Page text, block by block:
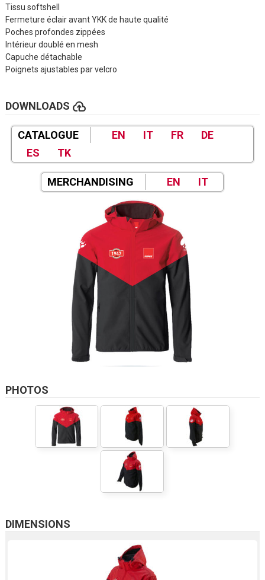
Tissu softshell
Fermeture éclair avant YKK de haute qualité
Poches profondes zippées
Intérieur doublé en mesh
Capuche détachable
Poignets ajustables par velcro
DOWNLOADS cloud_upload
CATALOGUE EN IT FR
DE
ES
TK
MERCHANDISING EN IT
PHOTOS
DIMENSIONS